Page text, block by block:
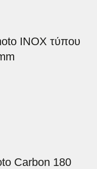
INOX τύπου
Carbon 180